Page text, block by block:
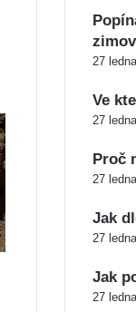
27
Ve
27
Proč
27
Jak
27
Jak
27